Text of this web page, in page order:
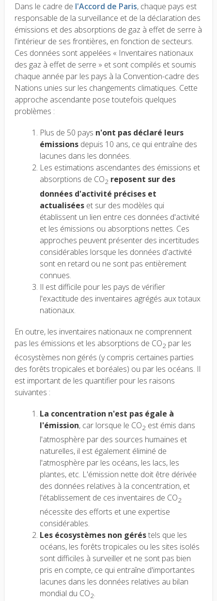
Dans le cadre de l'Accord de Paris, chaque pays est
responsable de la surveillance et de la déclaration des
émissions et des absorptions de gaz à effet de serre à
l'intérieur de ses frontières, en fonction de secteurs.
Ces données sont appelées « Inventaires nationaux
des gaz à effet de serre » et sont compilés et soumis
chaque année par les pays à la Convention-cadre des
Nations unies sur les changements climatiques. Cette
approche ascendante pose toutefois quelques
problèmes :
Plus de 50 pays n'ont pas déclaré leurs
émissions depuis 10 ans, ce qui entraîne des
lacunes dans les données.
Les estimations ascendantes des émissions et
absorptions de CO2 reposent sur des
données d'activité précises et
actualisées et sur des modèles qui
établissent un lien entre ces données d'activité
et les émissions ou absorptions nettes. Ces
approches peuvent présenter des incertitudes
considérables lorsque les données d'activité
sont en retard ou ne sont pas entièrement
connues.
Il est difficile pour les pays de vérifier
l'exactitude des inventaires agrégés aux totaux
nationaux.
En outre, les inventaires nationaux ne comprennent
pas les émissions et les absorptions de CO2 par les
écosystèmes non gérés (y compris certaines parties
des forêts tropicales et boréales) ou par les océans. Il
est important de les quantifier pour les raisons
suivantes :
La concentration n'est pas égale à
l'émission, car lorsque le CO2 est émis dans
l'atmosphère par des sources humaines et
naturelles, il est également éliminé de
l'atmosphère par les océans, les lacs, les
plantes, etc. L'émission nette doit être dérivée
des données relatives à la concentration, et
l'établissement de ces inventaires de CO2
nécessite des efforts et une expertise
considérables.
Les écosystèmes non géréstels que les
océans, les forêts tropicales ou les sites isolés
sont difficiles à surveiller et ne sont pas bien
pris en compte, ce qui entraîne d'importantes
lacunes dans les données relatives au bilan
mondial du CO2.